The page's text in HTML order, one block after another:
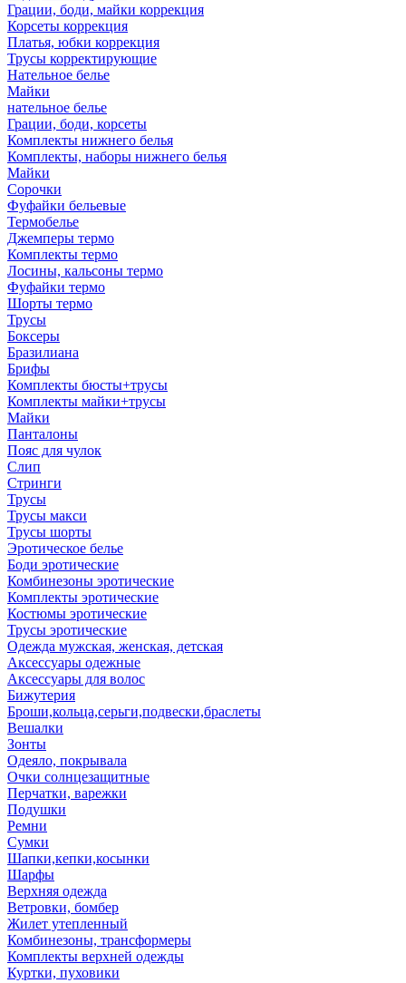
Грации, боди, майки коррекция
Корсеты коррекция
Платья, юбки коррекция
Трусы корректирующие
Нательное белье
Майки
нательное белье
Грации, боди, корсеты
Комплекты нижнего белья
Комплекты, наборы нижнего белья
Майки
Сорочки
Фуфайки бельевые
Термобелье
Джемперы термо
Комплекты термо
Лосины, кальсоны термо
Фуфайки термо
Шорты термо
Трусы
Боксеры
Бразилиана
Брифы
Комплекты бюсты+трусы
Комплекты майки+трусы
Майки
Панталоны
Пояс для чулок
Слип
Стринги
Трусы
Трусы макси
Трусы шорты
Эротическое белье
Боди эротические
Комбинезоны эротические
Комплекты эротические
Костюмы эротические
Трусы эротические
Одежда мужская, женская, детская
Аксессуары одежные
Аксессуары для волос
Бижутерия
Броши,кольца,серьги,подвески,браслеты
Вешалки
Зонты
Одеяло, покрывала
Очки солнцезащитные
Перчатки, варежки
Подушки
Ремни
Сумки
Шапки,кепки,косынки
Шарфы
Верхняя одежда
Ветровки, бомбер
Жилет утепленный
Комбинезоны, трансформеры
Комплекты верхней одежды
Куртки, пуховики